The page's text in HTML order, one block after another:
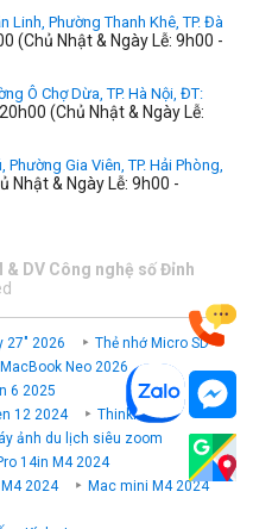
Linh, Phường Thanh Khê, TP. Đà
(Chủ Nhật & Ngày Lễ: 9h00 -
Ô Chợ Dừa, TP. Hà Nội, ĐT:
(Chủ Nhật & Ngày Lễ:
Phường Gia Viên, TP. Hải Phòng,
Nhật & Ngày Lễ: 9h00 -
& DV Công nghệ số Đỉnh
27" 2026
Thẻ nhớ Micro SD
MacBook Neo 2026
6 2025
12 2024
ThinkPad P
ảnh du lịch siêu zoom
14in M4 2024
2024
Mac mini M4 2024